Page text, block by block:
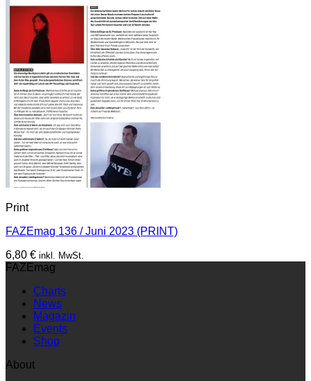
Print
FAZEmag 136 / Juni 2023 (PRINT)
6,80 € inkl. MwSt.
FAZEmag
Charts
News
Magazin
Events
Shop
About